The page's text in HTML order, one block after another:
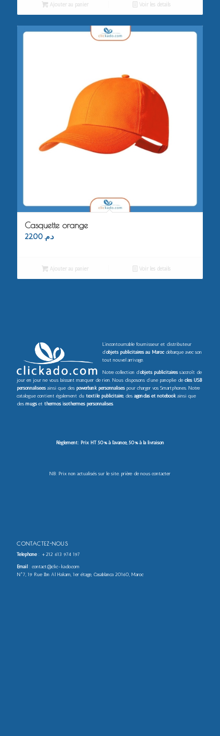
Ajouter au panier Voir les détails
Casquette orange
د.م. 22.00
Ajouter au panier Voir les détails
L’incontournable fournisseur et distributeur
d’objets publicitaires au Marocdébarque avec son
tout nouvel arrivage.
Notre collection d’objets publicitairess’accroît de
jour en jour ne vous laissant manquer de rien. Nous disposons d’une panoplie de clés USB
personnaliséesainsi que des powerbank personnaliséspour charger vos Smartphones. Notre
catalogue contient également du textile publicitaire, des agendas et notebookainsi que
des mugset thermos isothermes personnalisés.
Règlement: Prix HT 50% à l’avance, 50% à la livraison
NB: Prix non actualisés sur le site. prière de nous contacter
CONTACTEZ-NOUS
Téléphone: +212 613 974 197
Email: contact@clic-kado.com
N°7, 19 Rue Ibn Al Hakam, 1er étage, Casablanca 20160, Maroc